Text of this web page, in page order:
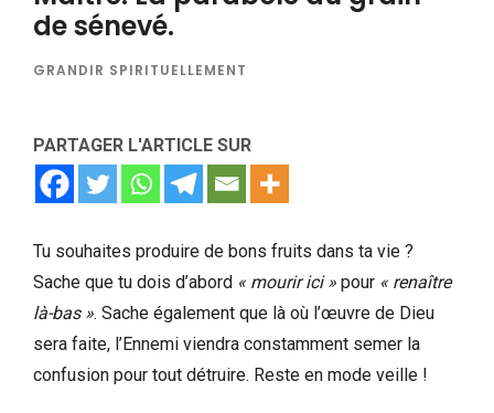
de sénevé.
GRANDIR SPIRITUELLEMENT
PARTAGER L'ARTICLE SUR
Tu souhaites produire de bons fruits dans ta vie ?
Sache que tu dois d’abord « mourir ici » pour « renaître
là-bas ». Sache également que là où l’œuvre de Dieu
sera faite, l’Ennemi viendra constamment semer la
confusion pour tout détruire. Reste en mode veille !